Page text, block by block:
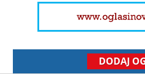
DODAJ